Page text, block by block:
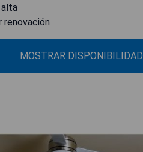
alta
renovación
MOSTRAR DISPONIBILIDAD